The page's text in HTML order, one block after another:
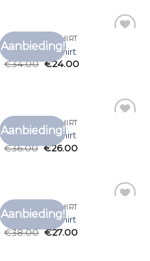
Aanbieding!
VANGUARD T SHIRT
vanguard t shirt
€34.00 €24.00
Aanbieding!
VANGUARD T SHIRT
vanguard t shirt
€36.00 €26.00
Aanbieding!
VANGUARD T SHIRT
vanguard t shirt
€38.00 €27.00